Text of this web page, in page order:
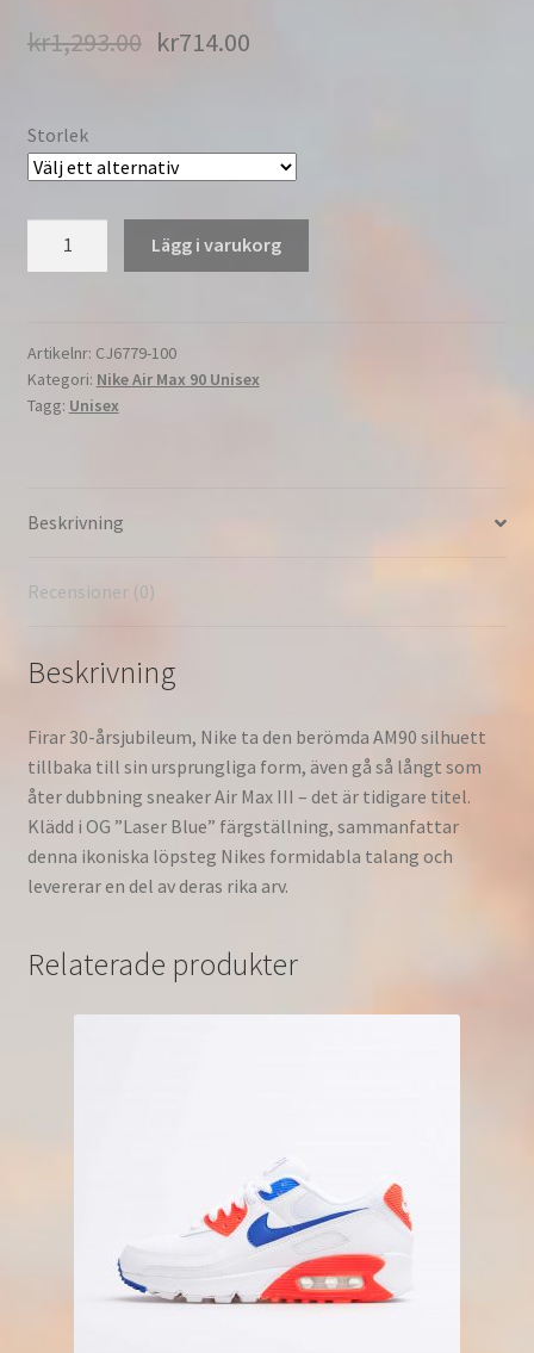
kr1,293.00 kr714.00
Storlek
"Laser
Blå"
Tillfällig
Vit/Svart/Grå
CJ6779-
Lägg i varukorg
Artikelnr: CJ6779-100
Kategori: Nike Air Max 90 Unisex
Tagg: Unisex
Beskrivning
Recensioner (0)
Beskrivning
Firar 30-årsjubileum, Nike ta den berömda AM90 silhuett
tillbaka till sin ursprungliga form, även gå så långt som
åter dubbning sneaker Air Max III – det är tidigare titel.
Klädd i OG ”Laser Blue” färgställning, sammanfattar
denna ikoniska löpsteg Nikes formidabla talang och
levererar en del av deras rika arv.
Relaterade produkter